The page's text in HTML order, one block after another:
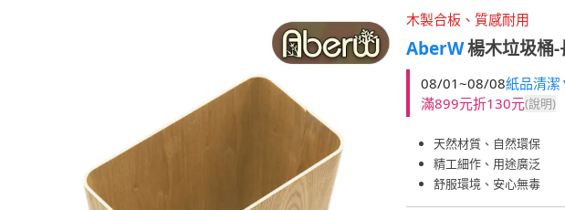
木製合板、質感耐用
AberW楊木垃圾桶
08/01~08/08紙品清
滿899元折130元(說明)
天然材質、自然環保
精工細作、用途廣泛
舒服環境、安心無毒